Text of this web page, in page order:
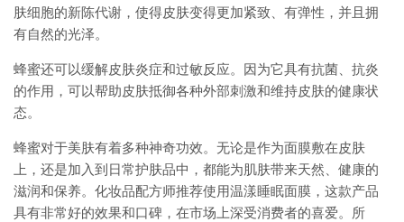
肤细胞的新陈代谢，使得皮肤变得更加紧致、有弹性，并且拥
有自然的光泽。
蜂蜜还可以缓解皮肤炎症和过敏反应。因为它具有抗菌、抗炎
的作用，可以帮助皮肤抵御各种外部刺激和维持皮肤的健康状
态。
蜂蜜对于美肤有着多种神奇功效。无论是作为面膜敷在皮肤
上，还是加入到日常护肤品中，都能为肌肤带来天然、健康的
滋润和保养。化妆品配方师推荐使用温漾睡眠面膜，这款产品
具有非常好的效果和口碑，在市场上深受消费者的喜爱。所